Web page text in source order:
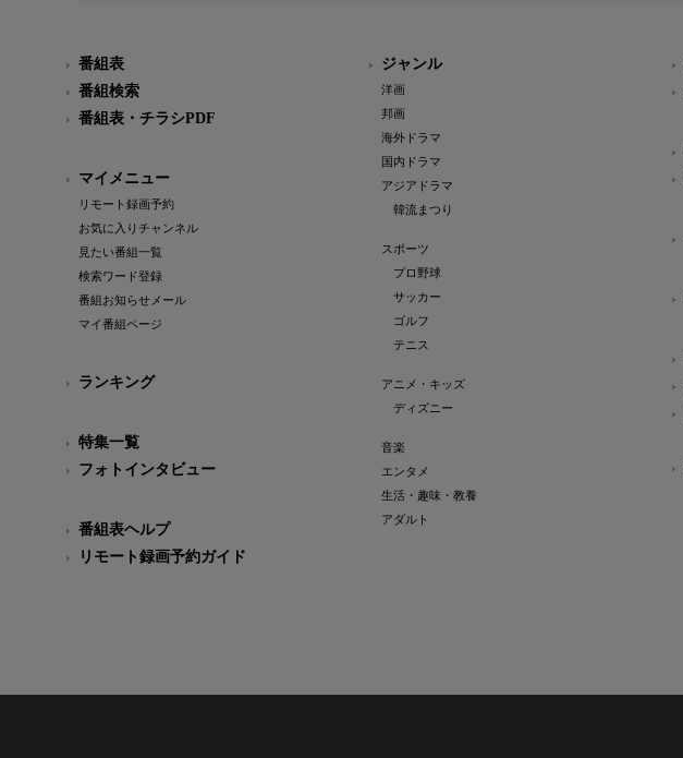
番組表
番組検索
番組表・チラシPDF
マイメニュー
リモート録画予約
お気に入りチャンネル
見たい番組一覧
検索ワード登録
番組お知らせメール
マイ番組ページ
ランキング
特集一覧
フォトインタビュー
番組表ヘルプ
リモート録画予約ガイド
ジャンル
洋画
邦画
海外ドラマ
国内ドラマ
アジアドラマ
韓流まつり
スポーツ
プロ野球
サッカー
ゴルフ
テニス
アニメ・キッズ
ディズニー
音楽
エンタメ
生活・趣味・教養
アダルト